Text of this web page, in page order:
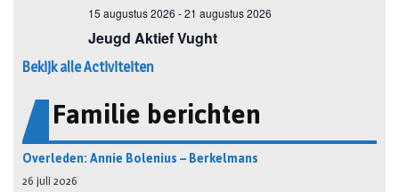
Bekijk alle Activiteiten
Familie berichten
Overleden: Annie Bolenius – Berkelmans
26 juli 2026